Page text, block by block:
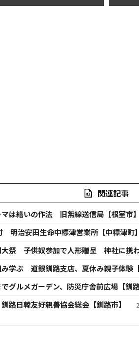
関連記事
は繕いの作法 旧無線送信局【根室市】
明治安田生命中標津営業所【中標津町】
祭 子供奴参加で人形贈呈 神社に携わ
学ぶ 道銀釧路支店、夏休み親子体験【
ルメガーデン、防災庁舎前広場【釧路
路日韓友好親善協会総会【釧路市】